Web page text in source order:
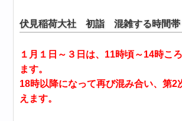
伏見稲荷大社 初詣 混雑する時間帯
１月１日～３日は、11時頃～14時こ
ます。
18時以降になって再び混み合い、第2
えます。